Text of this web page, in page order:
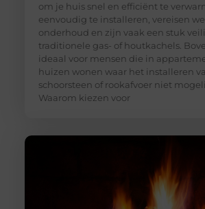
om je huis snel en efficiënt te
eenvoudig te installeren, vereisen
onderhoud en zijn vaak een stuk
traditionele gas- of houtkachels.
ideaal voor mensen die in
huizen wonen waar het installeren
schoorsteen of rookafvoer niet
Waarom kiezen voor